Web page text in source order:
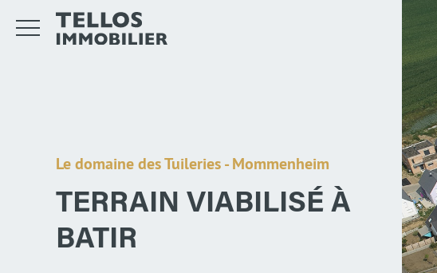
Le domaine des Tuileries - Mommenheim
TERRAIN VIABILISÉ À
BATIR